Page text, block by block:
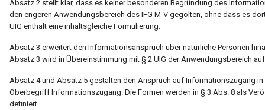
Absatz 2 stellt klar, dass es keiner besonderen Begründung des
den engeren Anwendungsbereich des IFG M-V gegolten, ohne dass es
UIG enthält eine inhaltsgleiche Formulierung.
Absatz 3 erweitert den Informationsanspruch über natürliche Personen
Absatz 3 wird in Übereinstimmung mit § 2 UIG der Anwendungsbereich
Absatz 4 und Absatz 5 gestalten den Anspruch auf Informationszugang
Oberbegriff Informationszugang. Die Formen werden in § 3 Abs. 8 als
definiert.